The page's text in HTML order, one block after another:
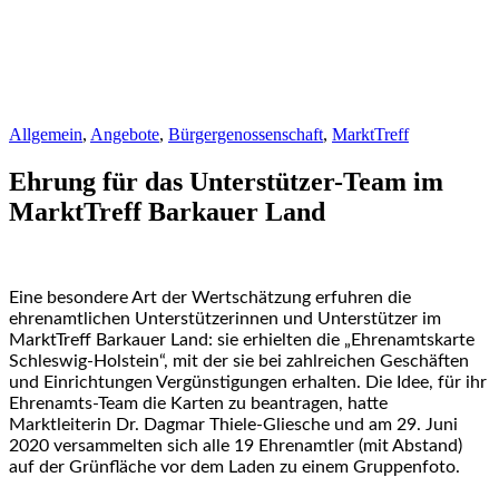
Allgemein, Angebote, Bürgergenossenschaft, MarktTreff
Ehrung für das Unterstützer-Team im
MarktTreff Barkauer Land
Eine besondere Art der Wertschätzung erfuhren die
ehrenamtlichen Unterstützerinnen und Unterstützer im
MarktTreff Barkauer Land: sie erhielten die „Ehrenamtskarte
Schleswig-Holstein“, mit der sie bei zahlreichen Geschäften
und Einrichtungen Vergünstigungen erhalten. Die Idee, für ihr
Ehrenamts-Team die Karten zu beantragen, hatte
Marktleiterin Dr. Dagmar Thiele-Gliesche und am 29. Juni
2020 versammelten sich alle 19 Ehrenamtler (mit Abstand)
auf der Grünfläche vor dem Laden zu einem Gruppenfoto.